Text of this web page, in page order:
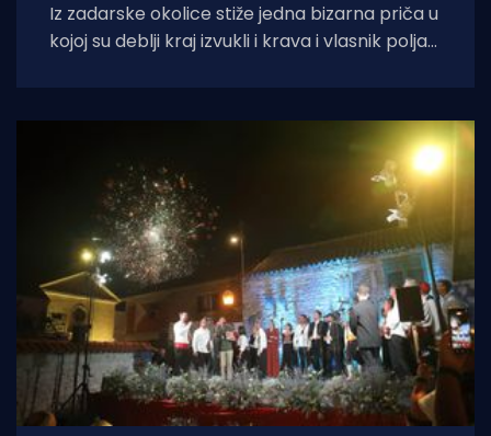
Iz zadarske okolice stiže jedna bizarna priča u
kojoj su deblji kraj izvukli i krava i vlasnik polja